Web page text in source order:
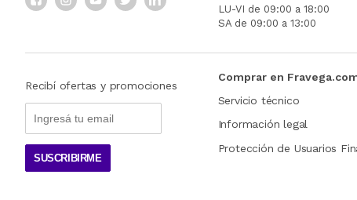
LU-VI de 09:00 a 18:00
SA de 09:00 a 13:00
Recibí ofertas y promociones
SUSCRIBIRME
Comprar en
Servicio técnico
Información legal
Protección de Usuarios